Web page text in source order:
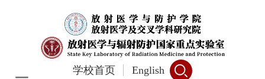
学校首页 English